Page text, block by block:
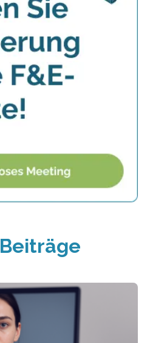
Beiträge